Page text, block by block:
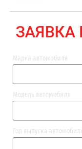
ЗАЯВКА
Марка автомобиля
Модель автомобиля
Год выпуска